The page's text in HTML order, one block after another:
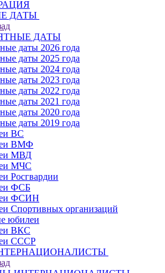
ДАТЫ
ДАТЫ
даты 2026 года
даты 2025 года
даты 2024 года
даты 2023 года
даты 2022 года
даты 2021 года
даты 2020 года
даты 2019 года
ВС
ВМФ
МВД
МЧС
Росгвардии
ФСБ
ФСИН
Спортивных организаций
юбилеи
ВКС
СССР